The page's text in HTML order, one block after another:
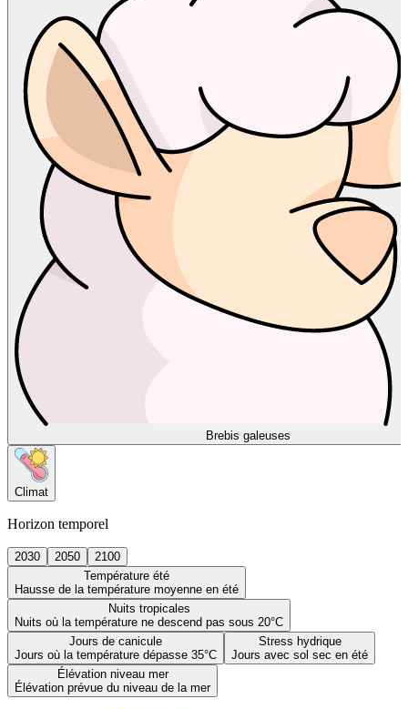
Brebis galeuses
Climat
Horizon temporel
2030 2050
2100
Température été
Hausse de la température moyenne en été
Nuits tropicales
Nuits où la température ne descend pas sous 20°C
Jours de canicule
Jours où la température dépasse 35°C
Stress hydrique
Jours avec sol sec en été
Élévation niveau mer
Élévation prévue du niveau de la mer